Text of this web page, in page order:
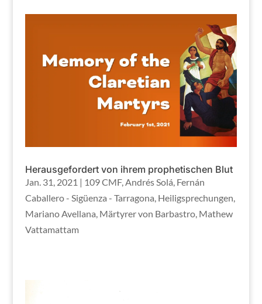
Herausgefordert von ihrem prophetischen Blut
Jan. 31, 2021 | 109 CMF,Andrés Solá, Fernán
Caballero - Sigüenza - Tarragona, Heiligsprechungen,
Mariano Avellana, Märtyrer von Barbastro, Mathew
Vattamattam